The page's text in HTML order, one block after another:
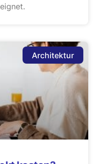
Architektur